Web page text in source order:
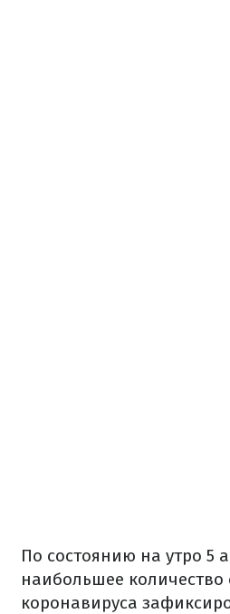
По состоянию на утро 5
наибольшее количество
коронавируса